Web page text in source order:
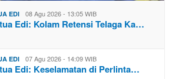
EDI 08 Agu 2026 - 13:05 WIB
Edi: Kolam Retensi Telaga Ka…
EDI 07 Agu 2026 - 14:09 WIB
Edi: Keselamatan di Perlinta…